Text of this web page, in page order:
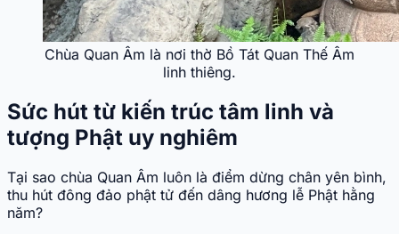
Chùa Quan Âm là nơi thờ Bồ Tát Quan Thế Âm
linh thiêng.
Sức hút từ kiến trúc tâm linh và
tượng Phật uy nghiêm
Tại sao chùa Quan Âm luôn là điểm dừng chân yên bình,
thu hút đông đảo phật tử đến dâng hương lễ Phật hằng
năm?